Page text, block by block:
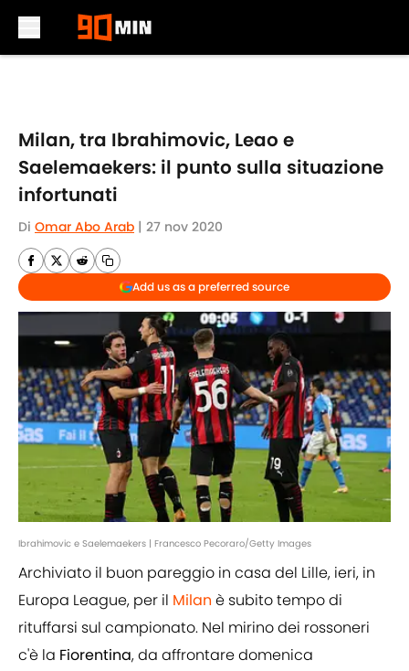
Milan, tra Ibrahimovic, Leao e
Saelemaekers: il punto sulla situazione
infortunati
Di Omar Abo Arab | 27 nov 2020
Add us as a preferred source
Ibrahimovic e Saelemaekers | Francesco Pecoraro/Getty Images
Archiviato il buon pareggio in casa del Lille, ieri, in
Europa League, per il Milan è subito tempo di
rituffarsi sul campionato. Nel mirino dei rossoneri
c'è la Fiorentina, da affrontare domenica